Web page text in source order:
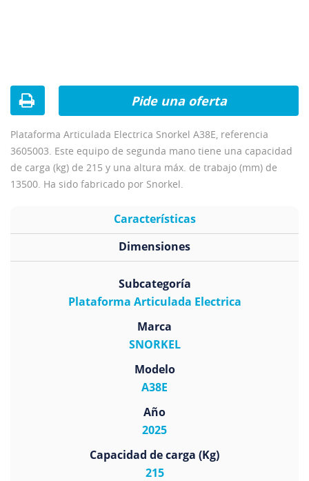
Plataforma Articulada Electrica Snorkel A38E, referencia
3605003. Este equipo de segunda mano tiene una capacidad
de carga (kg) de 215 y una altura máx. de trabajo (mm) de
13500. Ha sido fabricado por Snorkel.
Pide una oferta
Características
Subcategoría
Plataforma Articulada Electrica
Marca
SNORKEL
Modelo
A38E
Año
2025
Capacidad de carga (Kg)
215
Dimensiones